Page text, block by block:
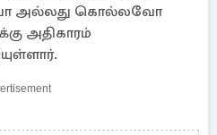
அல்லது கொல்லவோ
அதிகாரம்